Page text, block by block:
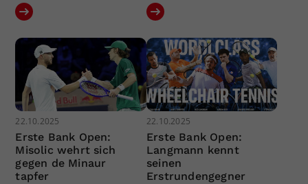
22.10.2025
Erste Bank Open:
Misolic wehrt sich
gegen de Minaur
tapfer
22.10.2025
Erste Bank Open:
Langmann kennt
seinen
Erstrundengegner